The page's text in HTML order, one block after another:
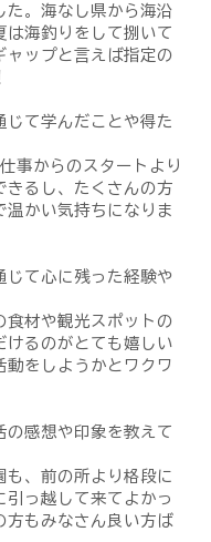
。海なし県から海沿
は海釣りをして捌いて
ャップと言えば指定の
て学んだことや得た
事からのスタートより
きるし、たくさんの方
温かい気持ちになりま
て心に残った経験や
材や観光スポットの
けるのがとても嬉しい
動をしようかとワクワ
感想や印象を教えて
、前の所より格段に
っ越して来てよかっ
方もみなさん良い方ば